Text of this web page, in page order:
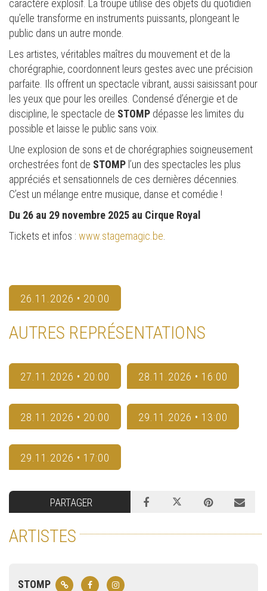
caractère explosif. La troupe utilise des objets du quotidien
qu’elle transforme en instruments puissants, plongeant le
public dans un autre monde.
Les artistes, véritables maîtres du mouvement et de la
chorégraphie, coordonnent leurs gestes avec une précision
parfaite. Ils offrent un spectacle vibrant, aussi saisissant pour
les yeux que pour les oreilles. Condensé d’énergie et de
discipline, le spectacle de STOMP dépasse les limites du
possible et laisse le public sans voix.
Une explosion de sons et de chorégraphies soigneusement
orchestrées font de STOMP l’un des spectacles les plus
appréciés et sensationnels de ces dernières décennies.
C’est un mélange entre musique, danse et comédie !
Du 26 au 29 novembre 2025 au Cirque Royal
Tickets et infos : www.stagemagic.be
26.11.2026 • 20:00
AUTRES REPRÉSENTATIONS
27.11.2026 • 20:00 28.11.2026 • 16:00
28.11.2026 • 20:00 29.11.2026 • 13:00
29.11.2026 • 17:00
PARTAGER
ARTISTES
STOMP